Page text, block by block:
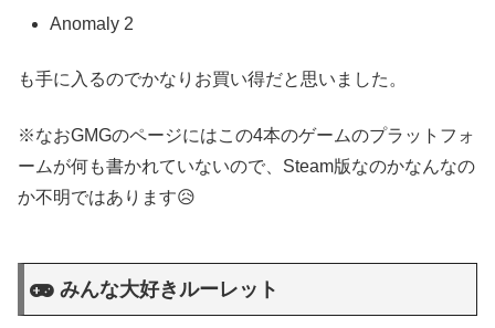
Anomaly 2
も手に入るのでかなりお買い得だと思いました。
※なおGMGのページにはこの4本のゲームのプラットフォ
ームが何も書かれていないので、Steam版なのかなんなの
か不明ではあります😥
みんな大好きルーレット